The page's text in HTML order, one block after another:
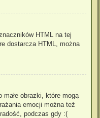
HTML na tej
dostarcza HTML, można
obrazki, które mogą
emocji można też
podczas gdy :(